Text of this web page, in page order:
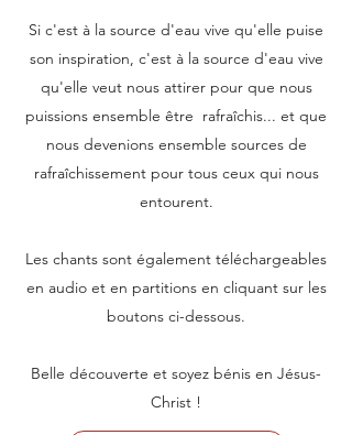
Si c'est à la source d'eau vive qu'elle puise
son inspiration, c'est à la source d'eau vive
qu'elle veut nous attirer pour que nous
puissions ensemble être rafraîchis... et que
nous devenions ensemble sources de
rafraîchissement pour tous ceux qui nous
entourent.
Les chants sont également téléchargeables
en audio et en partitions en cliquant sur les
boutons ci-dessous.
Belle découverte et soyez bénis en Jésus-
Christ !